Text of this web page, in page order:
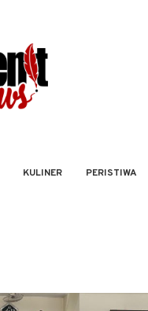
KULINER PERISTIWA